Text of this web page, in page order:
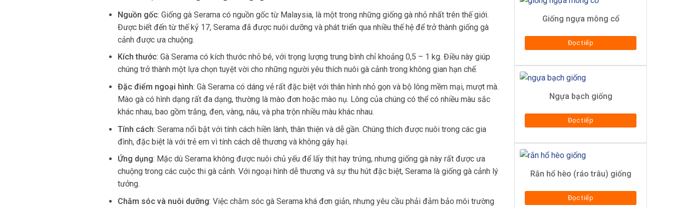
Giống ngựa mông cổ
Đọc tiếp
Ngựa bạch giống
Đọc tiếp
Rắn hổ hèo (ráo trâu) giống
Đọc tiếp
Nguồn gốc:Giống gà Serama có nguồn gốc từ Malaysia, là một trong những giống gà nhỏ nhất trên thế giới.
Được biết đến từ thế kỷ 17, Serama đã được nuôi dưỡng và phát triển qua nhiều thế hệ để trở thành giống gà
cảnh được ưa chuộng.
Kích thước:Gà Serama có kích thước nhỏ bé, với trọng lượng trung bình chỉ khoảng 0,5 – 1 kg. Điều này giúp
chúng trở thành một lựa chọn tuyệt vời cho những người yêu thích nuôi gà cảnh trong không gian hạn chế.
Đặc điểm ngoại hình:Gà Serama có dáng vẻ rất đặc biệt với thân hình nhỏ gọn và bộ lông mềm mại, mượt mà.
Mào gà có hình dạng rất đa dạng, thường là mào đơn hoặc mào nụ. Lông của chúng có thể có nhiều màu sắc
khác nhau, bao gồm trắng, đen, vàng, nâu, và pha trộn nhiều màu khác nhau.
Tính cách:Serama nổi bật với tính cách hiền lành, thân thiện và dễ gần. Chúng thích được nuôi trong các gia
đình, đặc biệt là với trẻ em vì tính cách dễ thương và không gây hại.
Ứng dụng: Mặc dù Serama không được nuôi chủ yếu để lấy thịt hay trứng, nhưng giống gà này rất được ưa
chuộng trong các cuộc thi gà cảnh. Với ngoại hình dễ thương và sự thu hút đặc biệt, Serama là giống gà cảnh lý
tưởng.
Chăm sóc và nuôi dưỡng:Việc chăm sóc gà Serama khá đơn giản, nhưng yêu cầu phải đảm bảo môi trường